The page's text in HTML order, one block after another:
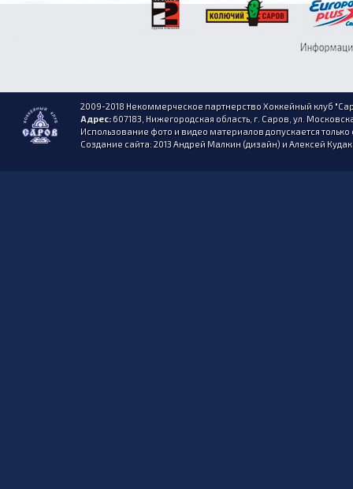
2009-2018 Некоммерческое партнерство Хоккейный клуб
Адрес:607183, Нижегородская область, г. Саров, ул.
Использование фото и видео материалов допускается
Создание сайта: 2013 Андрей Малкин (дизайн) и Алексей